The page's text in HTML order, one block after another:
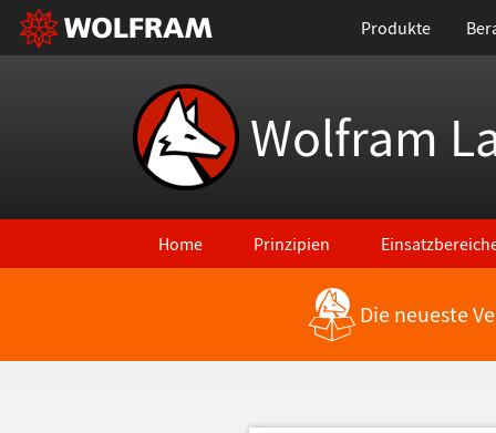
Produkte
Wolfram
Home Prinzipien
Zurück zu den neuesten FeaturesDie neueste